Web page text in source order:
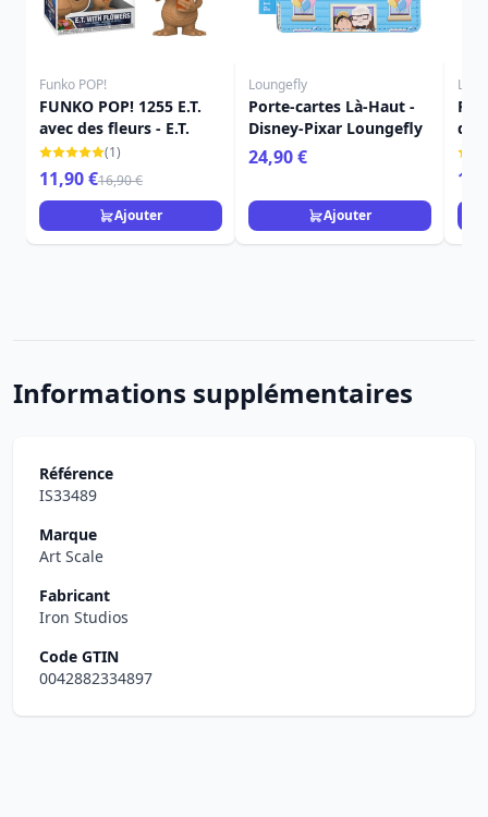
Funko POP!
FUNKO POP! 1255 E.T.
avec des fleurs - E.T.
(1)
11,90 €16,90 €
Ajouter
Loungefly
Porte-cartes Là-Haut -
Disney-Pixar Loungefly
24,90 €
Ajouter
Informations supplémentaires
Référence
IS33489
Marque
Art Scale
Fabricant
Iron Studios
Code GTIN
0042882334897